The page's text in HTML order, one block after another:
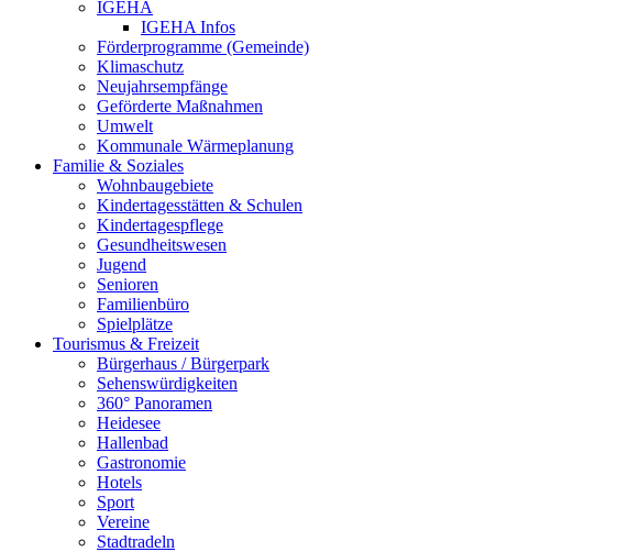
IGEHA
IGEHA Infos
Förderprogramme (Gemeinde)
Klimaschutz
Neujahrsempfänge
Geförderte Maßnahmen
Umwelt
Kommunale Wärmeplanung
Familie & Soziales
Wohnbaugebiete
Kindertagesstätten & Schulen
Kindertagespflege
Gesundheitswesen
Jugend
Senioren
Familienbüro
Spielplätze
Tourismus & Freizeit
Bürgerhaus / Bürgerpark
Sehenswürdigkeiten
360° Panoramen
Heidesee
Hallenbad
Gastronomie
Hotels
Sport
Vereine
Stadtradeln